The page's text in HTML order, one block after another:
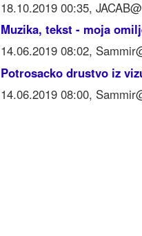
18.10.2019 00:35,
Muzika, tekst - moja
14.06.2019 08:02,
Potrosacko drustvo iz
14.06.2019 08:00,